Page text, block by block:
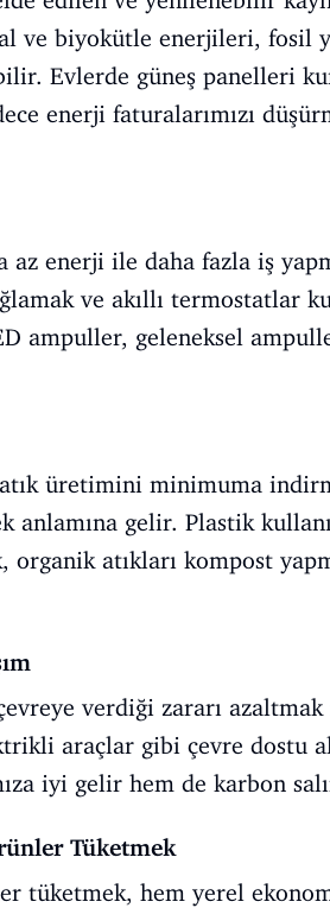
ve biyokütle enerjileri, fosil
Evlerde güneş panelleri
enerji faturalarımızı
enerji ile daha fazla iş
ve akıllı
ampuller, geleneksel
atık üretimini minimuma
anlamına gelir. Plastik
organik atıkları kompost
verdiği zararı
araçlar gibi çevre dostu
iyi gelir hem de karbon
Tüketmek
tüketmek, hem yerel